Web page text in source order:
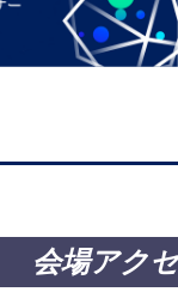
会場アク